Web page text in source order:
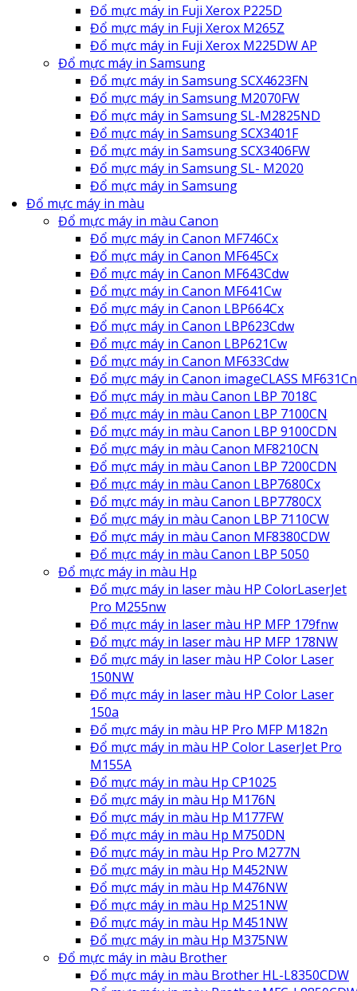
Đổ mực máy in Fuji Xerox P225D
Đổ mực máy in Fuji Xerox M265Z
Đổ mực máy in Fuji Xerox M225DW AP
Đổ mực máy in Samsung
Đổ mực máy in Samsung SCX4623FN
Đổ mực máy in Samsung M2070FW
Đổ mực máy in Samsung SL-M2825ND
Đổ mực máy in Samsung SCX3401F
Đổ mực máy in Samsung SCX3406FW
Đổ mực máy in Samsung SL- M2020
Đổ mực máy in Samsung
Đổ mực máy in màu
Đổ mực máy in màu Canon
Đổ mực máy in Canon MF746Cx
Đổ mực máy in Canon MF645Cx
Đổ mực máy in Canon MF643Cdw
Đổ mực máy in Canon MF641Cw
Đổ mực máy in Canon LBP664Cx
Đổ mực máy in Canon LBP623Cdw
Đổ mực máy in Canon LBP621Cw
Đổ mực máy in Canon MF633Cdw
Đổ mực máy in Canon imageCLASS MF631Cn
Đổ mực máy in màu Canon LBP 7018C
Đổ mực máy in màu Canon LBP 7100CN
Đổ mực máy in màu Canon LBP 9100CDN
Đổ mực máy in màu Canon MF8210CN
Đổ mực máy in màu Canon LBP 7200CDN
Đổ mực máy in màu Canon LBP7680Cx
Đổ mực máy in màu Canon LBP7780CX
Đổ mực máy in màu Canon LBP 7110CW
Đổ mực máy in màu Canon MF8380CDW
Đổ mực máy in màu Canon LBP 5050
Đổ mực máy in màu Hp
Đổ mực máy in laser màu HP ColorLaserJet
Pro M255nw
Đổ mực máy in laser màu HP MFP 179fnw
Đổ mực máy in laser màu HP MFP 178NW
Đổ mực máy in laser màu HP Color Laser
150NW
Đổ mực máy in laser màu HP Color Laser
150a
Đổ mực máy in màu HP Pro MFP M182n
Đổ mực máy in màu HP Color LaserJet Pro
M155A
Đổ mực máy in màu Hp CP1025
Đổ mực máy in màu Hp M176N
Đổ mực máy in màu Hp M177FW
Đổ mực máy in màu Hp M750DN
Đổ mực máy in màu Hp Pro M277N
Đổ mực máy in màu Hp M452NW
Đổ mực máy in màu Hp M476NW
Đổ mực máy in màu Hp M251NW
Đổ mực máy in màu Hp M451NW
Đổ mực máy in màu Hp M375NW
Đổ mực máy in màu Brother
Đổ mực máy in màu Brother HL-L8350CDW